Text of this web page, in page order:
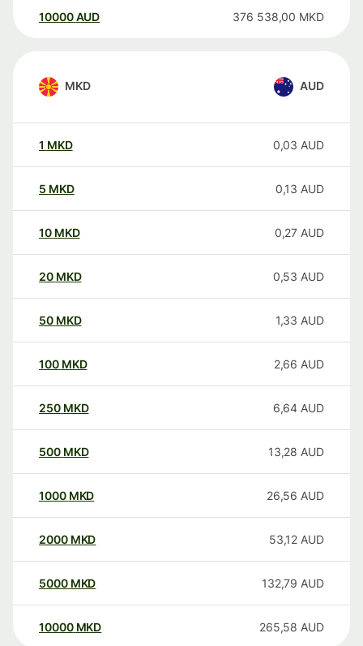
10000 AUD 376 538,00 MKD
MKD AUD
1 MKD 0,03 AUD
5 MKD 0,13 AUD
10 MKD 0,27 AUD
20 MKD 0,53 AUD
50 MKD 1,33 AUD
100 MKD 2,66 AUD
250 MKD 6,64 AUD
500 MKD 13,28 AUD
1000 MKD 26,56 AUD
2000 MKD 53,12 AUD
5000 MKD 132,79 AUD
10000 MKD 265,58 AUD